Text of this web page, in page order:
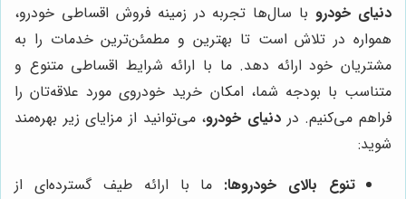
دنیای خودروبا سال‌ها تجربه در زمینه فروش اقساطی خودرو،
همواره در تلاش است تا بهترین و مطمئن‌ترین خدمات را به
مشتریان خود ارائه دهد. ما با ارائه شرایط اقساطی متنوع و
متناسب با بودجه شما، امکان خرید خودروی مورد علاقه‌تان را
فراهم می‌کنیم. در دنیای خودرو، می‌توانید از مزایای زیر بهره‌مند
شوید:
تنوع بالای خودروها: ما با ارائه طیف گسترده‌ای از